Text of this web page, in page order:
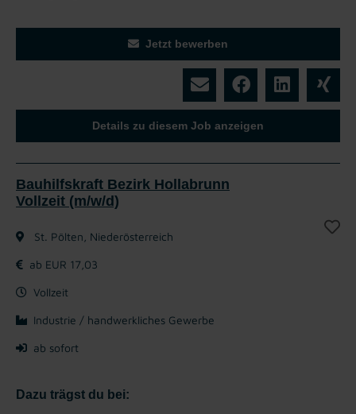
Jetzt bewerben
Details zu diesem Job anzeigen
Bauhilfskraft Bezirk Hollabrunn
Vollzeit (m/w/d)
St. Pölten, Niederösterreich
ab EUR 17,03
Vollzeit
Industrie / handwerkliches Gewerbe
ab sofort
Dazu trägst du bei: